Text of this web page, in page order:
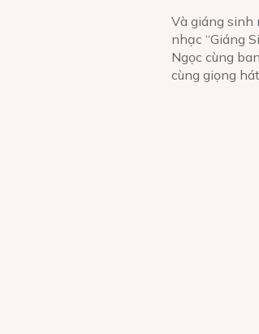
Và giáng sinh
nhạc “Giáng
Ngọc cùng
cùng giọng